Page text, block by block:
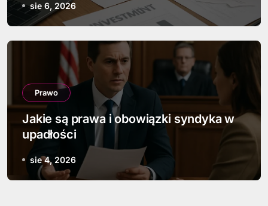
sie 6, 2026
Prawo
Jakie są prawa i obowiązki syndyka w
upadłości
sie 4, 2026